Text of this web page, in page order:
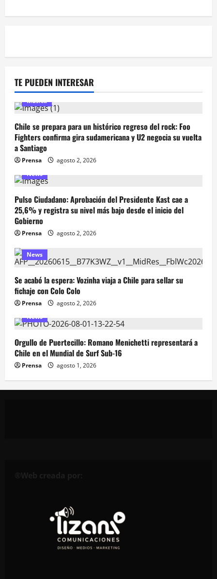
TE PUEDEN INTERESAR
Música
Chile se prepara para un histórico regreso del rock: Foo
Fighters confirma gira sudamericana y U2 negocia su vuelta
a Santiago
Prensa
agosto 2, 2026
News
Pulso Ciudadano: Aprobación del Presidente Kast cae a
25,6% y registra su nivel más bajo desde el inicio del
Gobierno
Prensa agosto 2, 2026
News
Se acabó la espera: Vozinha viaja a Chile para sellar su
fichaje con Colo Colo
Prensa
agosto 2, 2026
News
Orgullo de Puertecillo: Romano Menichetti representará a
Chile en el Mundial de Surf Sub-16
Prensa agosto 1, 2026